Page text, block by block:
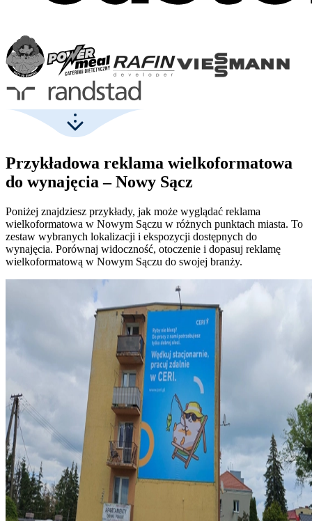
Przykładowa reklama wielkoformatowa
do wynajęcia – Nowy Sącz
Poniżej znajdziesz przykłady, jak może wyglądać reklama
wielkoformatowa w Nowym Sączu w różnych punktach miasta. To
zestaw wybranych lokalizacji i ekspozycji dostępnych do
wynajęcia. Porównaj widoczność, otoczenie i dopasuj reklamę
wielkoformatową w Nowym Sączu do swojej branży.